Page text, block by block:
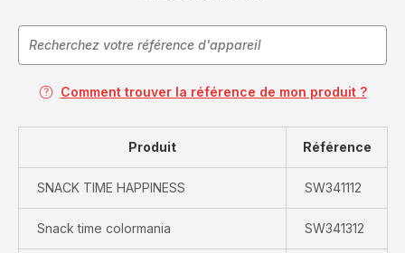
Comment trouver la référence de mon produit ?
Produit Référence
SNACK TIME HAPPINESS SW341112
Snack time colormania SW341312